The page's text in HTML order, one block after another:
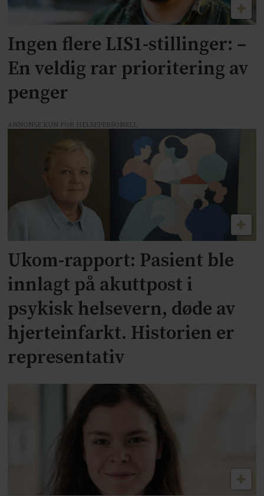
Ingen flere LIS1-stillinger: –
En veldig rar prioritering av
penger
ANNONSE KUN FOR HELSEPERSONELL
Ukom-rapport: Pasient ble
innlagt på akuttpost i
psykisk helsevern, døde av
hjerteinfarkt. Historien er
representativ